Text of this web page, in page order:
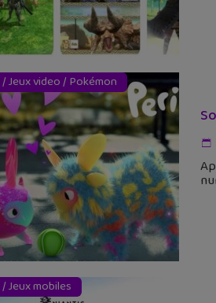
/Jeux video/ Pokémon
/Jeux mobiles